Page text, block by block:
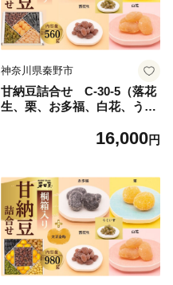
神奈川県秦野市
甘納豆詰合せ C-30-5（落花
生、栗、お多福、白花、うぐ
生秦野市 ピーナッツ落花生
栗 お多福 白花 うぐいす ギフ
ト お歳暮 手土産 神奈川
16,000円